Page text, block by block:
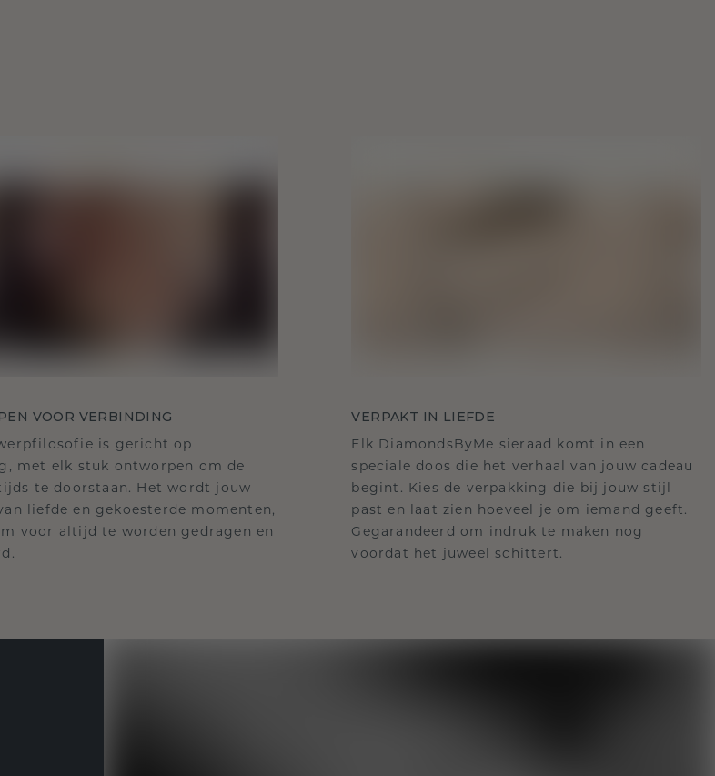
VOOR VERBINDING
is gericht op
met elk stuk ontworpen om de
te doorstaan. Het wordt jouw
liefde en gekoesterde momenten,
voor altijd te worden gedragen en
VERPAKT IN LIEFDE
Elk DiamondsByMe sieraad komt in een
speciale doos die het verhaal van jouw cadeau
begint. Kies de verpakking die bij jouw stijl
past en laat zien hoeveel je om iemand geeft.
Gegarandeerd om indruk te maken nog
voordat het juweel schittert.